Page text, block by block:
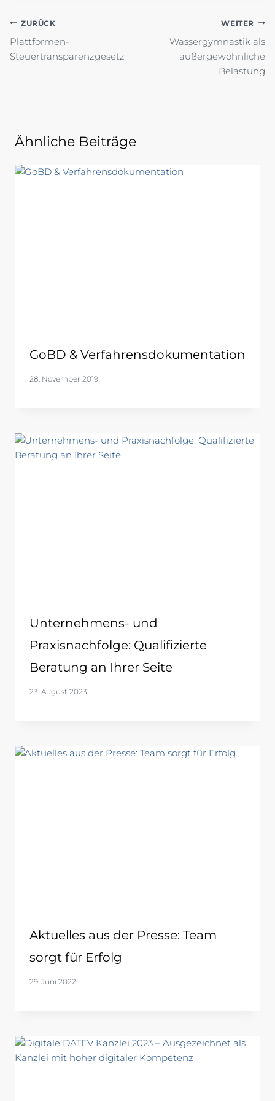
Beitragsnavigation
ZURÜCK
Plattformen-
Steuertransparenzgesetz
WEITER
Wassergymnastik als
außergewöhnliche
Belastung
Ähnliche Beiträge
GoBD & Verfahrensdokumentation
28. November 2019
Unternehmens- und
Praxisnachfolge: Qualifizierte
Beratung an Ihrer Seite
23. August 2023
Aktuelles aus der Presse: Team
sorgt für Erfolg
29. Juni 2022